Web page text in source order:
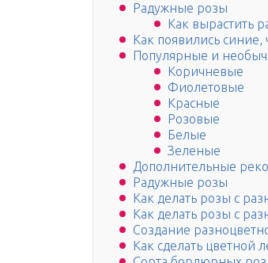
Радужные розы
Как вырастить
Как появились
Популярные и
Коричневые
Фиолетовые
Красные
Розовые
Белые
Зеленые
Дополнительные
Радужные розы
Как делать розы с
Как делать розы с
Создание
Как сделать цветной